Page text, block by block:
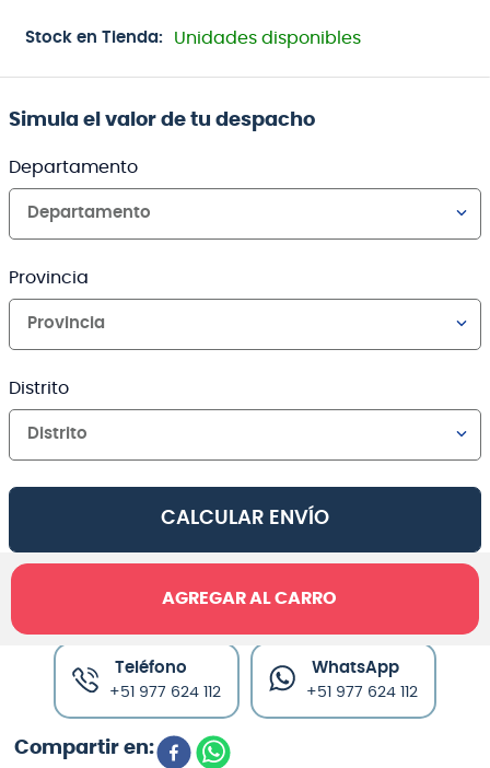
Stock en Tienda: Unidades disponibles
Simula el valor de tu despacho
Departamento
Departamento
Provincia
Provincia
Distrito
Distrito
CALCULAR ENVÍO
AGREGAR AL CARRO
Canales de venta y asesoría
Teléfono
+51 977 624 112
WhatsApp
+51 977 624 112